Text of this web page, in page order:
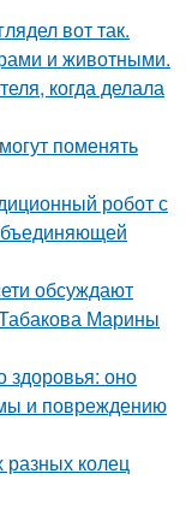
вот так.
и животными.
когда делала
поменять
робот с
обсуждают
Марины
здоровья: оно
и повреждению
разных колец